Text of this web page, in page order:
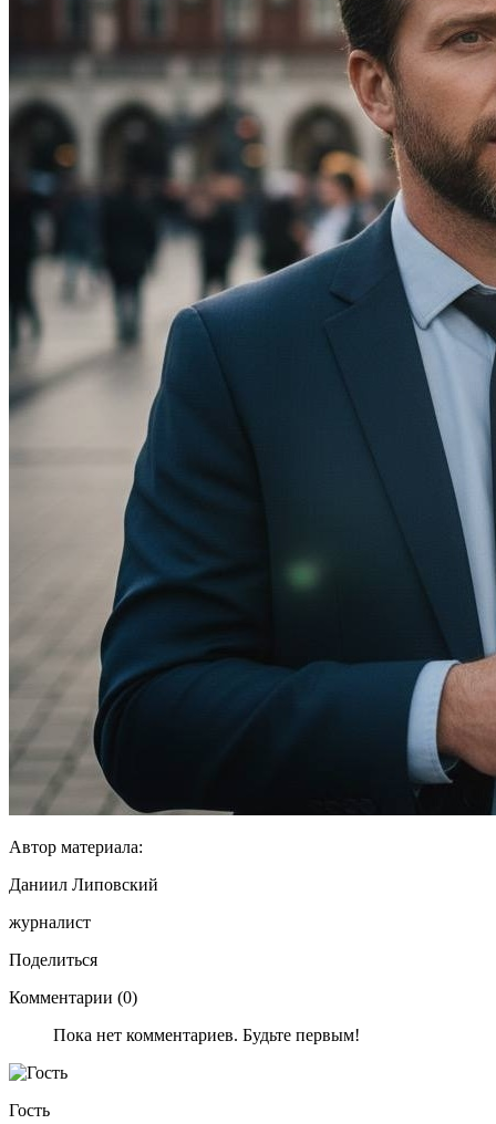
Автор материала:
Даниил Липовский
журналист
Поделиться
Комментарии (0)
Пока нет комментариев. Будьте первым!
Гость